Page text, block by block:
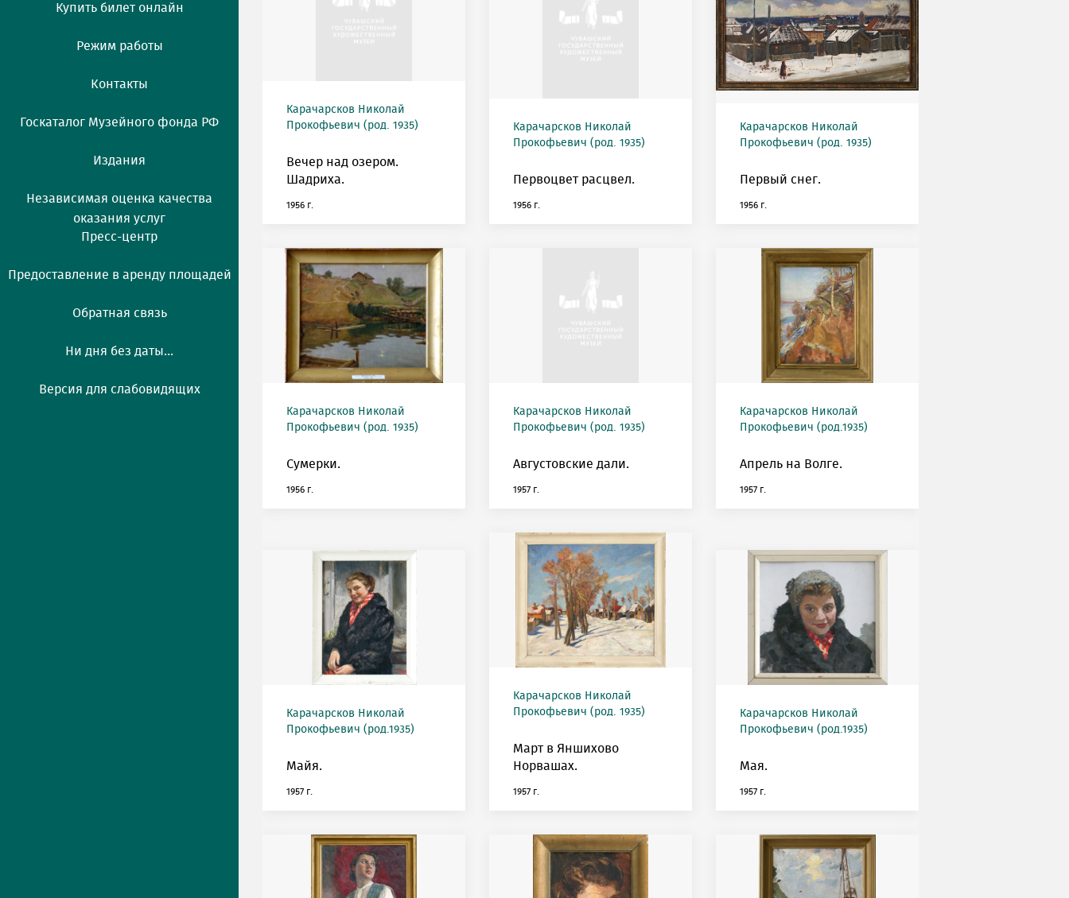
Купить билет онлайн
Режим работы
Контакты
Госкаталог Музейного фонда РФ
Издания
Независимая оценка качества
оказания услуг
Пресс-центр
Предоставление в аренду площадей
Обратная связь
Ни дня без даты...
Версия для слабовидящих
Карачарсков Николай
Прокофьевич (род. 1935)
Вечер над озером.
Шадриха.
1956 г.
Карачарсков Николай
Прокофьевич (род. 1935)
Первоцвет расцвел.
1956 г.
Карачарсков Николай
Прокофьевич (род. 1935)
Первый снег.
1956 г.
Карачарсков Николай
Прокофьевич (род. 1935)
Сумерки.
1956 г.
Карачарсков Николай
Прокофьевич (род. 1935)
Августовские дали.
1957 г.
Карачарсков Николай
Прокофьевич (род.1935)
Апрель на Волге.
1957 г.
Карачарсков Николай
Прокофьевич (род.1935)
Майя.
1957 г.
Карачарсков Николай
Прокофьевич (род. 1935)
Март в Яншихово
Норвашах.
1957 г.
Карачарсков Николай
Прокофьевич (род.1935)
Мая.
1957 г.